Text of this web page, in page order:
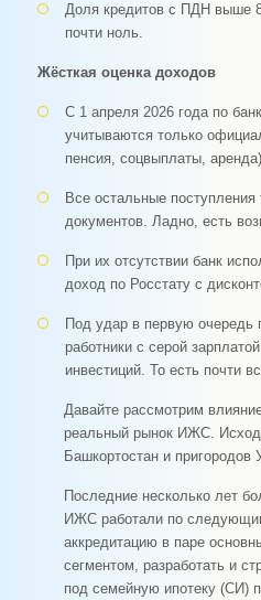
Доля кредитов с ПДН выше
почти ноль.
Жёсткая оценка доходов
С 1 апреля 2026 года по
учитываются только
пенсия, соцвыплаты,
Все остальные
документов. Ладно, есть
При их отсутствии банк
доход по Росстату с
Под удар в первую
работники с серой
инвестиций. То есть почти
Давайте рассмотрим
реальный рынок ИЖС.
Башкортостан и пригородов
Последние несколько лет
ИЖС работали по
аккредитацию в паре
сегментом, разработать и
под семейную ипотеку (СИ)